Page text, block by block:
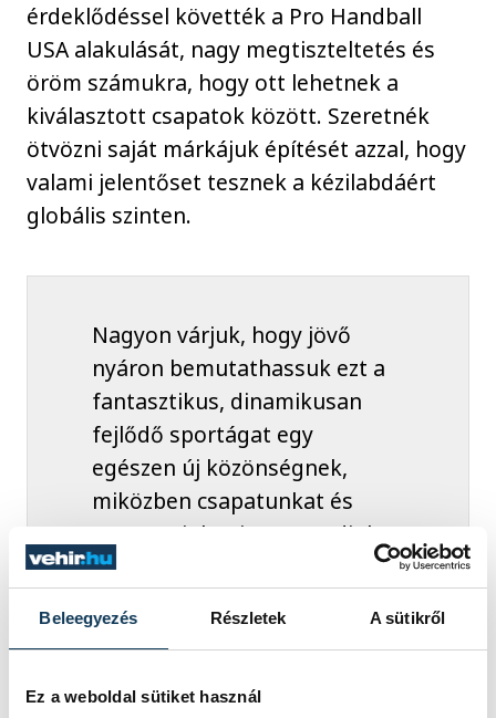
Beleegyezés Részletek A sütikről
Ez a weboldal sütiket használ
érdeklődéssel követték a Pro Handball
USA alakulását, nagy megtiszteltetés és
öröm számukra, hogy ott lehetnek a
kiválasztott csapatok között. Szeretnék
ötvözni saját márkájuk építését azzal, hogy
valami jelentőset tesznek a kézilabdáért
globális szinten.
Nagyon várjuk, hogy jövő
nyáron bemutathassuk ezt a
fantasztikus, dinamikusan
fejlődő sportágat egy
egészen új közönségnek,
miközben csapatunkat és
partnereinket is meg tudjuk
mutatni egy világszinten
üzleti és
hanem szakmailag is